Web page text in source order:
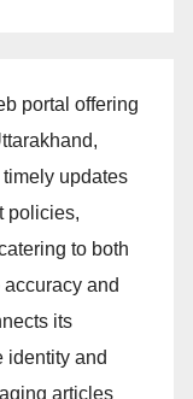
portal offering
updates
policies,
to both
and
its
identity and
articles